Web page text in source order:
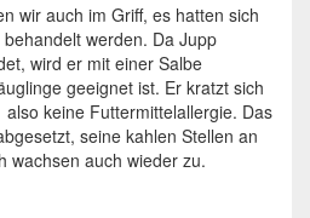
wir auch im Griff, es hatten sich
werden. Da Jupp
wird er mit einer Salbe
geeignet ist. Er kratzt sich
keine Futtermittelallergie. Das
seine kahlen Stellen an
wachsen auch wieder zu.